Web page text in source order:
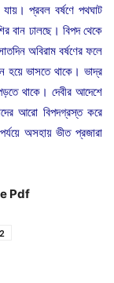
প্রবল বর্ষণে পথঘাট
বান ঢালছে। বিপদ থেকে
অবিরাম বর্ষণের ফলে
হয়ে ভাসতে থাকে। ভাদ্র
থাকে। দেবীর আদেশে
আরো বিপদগ্রস্ত করে
অসহায় ভীত প্রজারা
Pdf